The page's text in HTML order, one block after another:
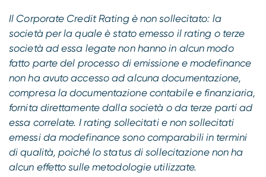
Il Corporate Credit Rating è non sollecitato: la
società per la quale è stato emesso il rating o terze
società ad essa legate non hanno in alcun modo
fatto parte del processo di emissione e modefinance
non ha avuto accesso ad alcuna documentazione,
compresa la documentazione contabile e finanziaria,
fornita direttamente dalla società o da terze parti ad
essa correlate. I rating sollecitati e non sollecitati
emessi da modefinance sono comparabili in termini
di qualità, poiché lo status di sollecitazione non ha
alcun effetto sulle metodologie utilizzate.